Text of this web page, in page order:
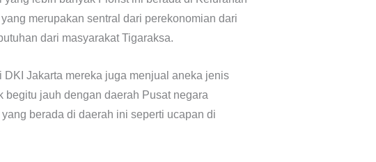
merupakan sentral dari perekonomian dari
dari masyarakat Tigaraksa.
Jakarta mereka juga menjual aneka jenis
jauh dengan daerah Pusat negara
berada di daerah ini seperti ucapan di